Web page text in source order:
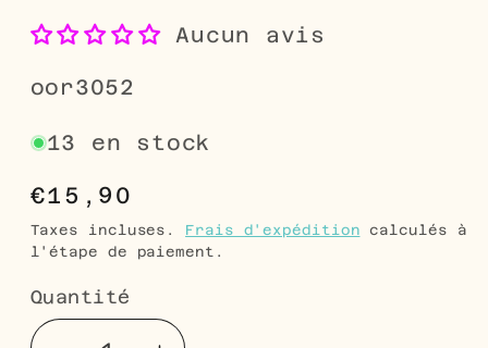
Aucun avis
SKU:
oor3052
13 en stock
Prix
habituel
€15,90
Taxes incluses. Frais d'expédition calculés à
l'étape de paiement.
Quantité
Quantité